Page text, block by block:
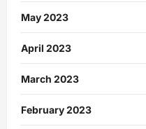
May 2023
April 2023
March 2023
February 2023